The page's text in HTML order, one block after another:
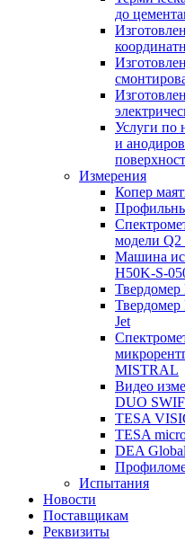
до
Услуги по
и
Измерения
Копер
модели
Машина
H50K-S-
Твердомер
Твердомер
Jet
MISTRAL
Видео
DUO
TESA
TESA
DEA
Испытания
Новости
Поставщикам
Реквизиты